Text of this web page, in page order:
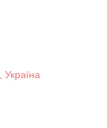
Україна